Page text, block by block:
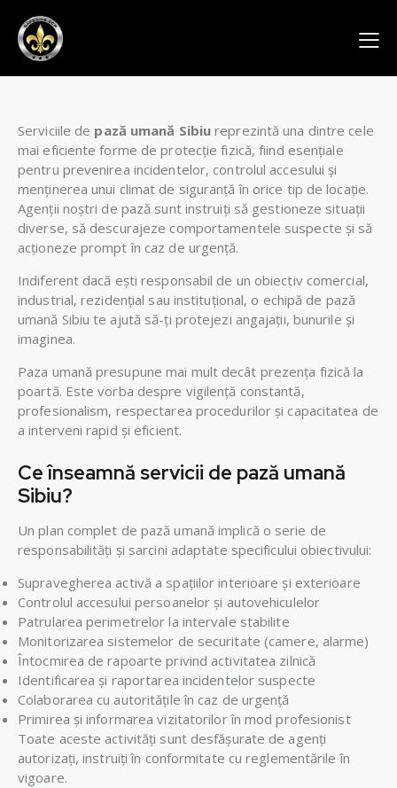
Serviciile de pază umană Sibiu reprezintă una dintre cele
mai eficiente forme de protecție fizică, fiind esențiale
pentru prevenirea incidentelor, controlul accesului și
menținerea unui climat de siguranță în orice tip de locație.
Agenții noștri de pază sunt instruiți să gestioneze situații
diverse, să descurajeze comportamentele suspecte și să
acționeze prompt în caz de urgență.
Indiferent dacă ești responsabil de un obiectiv comercial,
industrial, rezidențial sau instituțional, o echipă de pază
umană Sibiu te ajută să-ți protejezi angajații, bunurile și
imaginea.
Paza umană presupune mai mult decât prezența fizică la
poartă. Este vorba despre vigilență constantă,
profesionalism, respectarea procedurilor și capacitatea de
a interveni rapid și eficient.
Ce înseamnă servicii de pază umană
Sibiu?
Un plan complet de pază umană implică o serie de
responsabilități și sarcini adaptate specificului obiectivului:
Supravegherea activă a spațiilor interioare și exterioare
Controlul accesului persoanelor și autovehiculelor
Patrularea perimetrelor la intervale stabilite
Monitorizarea sistemelor de securitate (camere, alarme)
Întocmirea de rapoarte privind activitatea zilnică
Identificarea și raportarea incidentelor suspecte
Colaborarea cu autoritățile în caz de urgență
Primirea și informarea vizitatorilor în mod profesionist
Toate aceste activități sunt desfășurate de agenți
autorizați, instruiți în conformitate cu reglementările în
vigoare.